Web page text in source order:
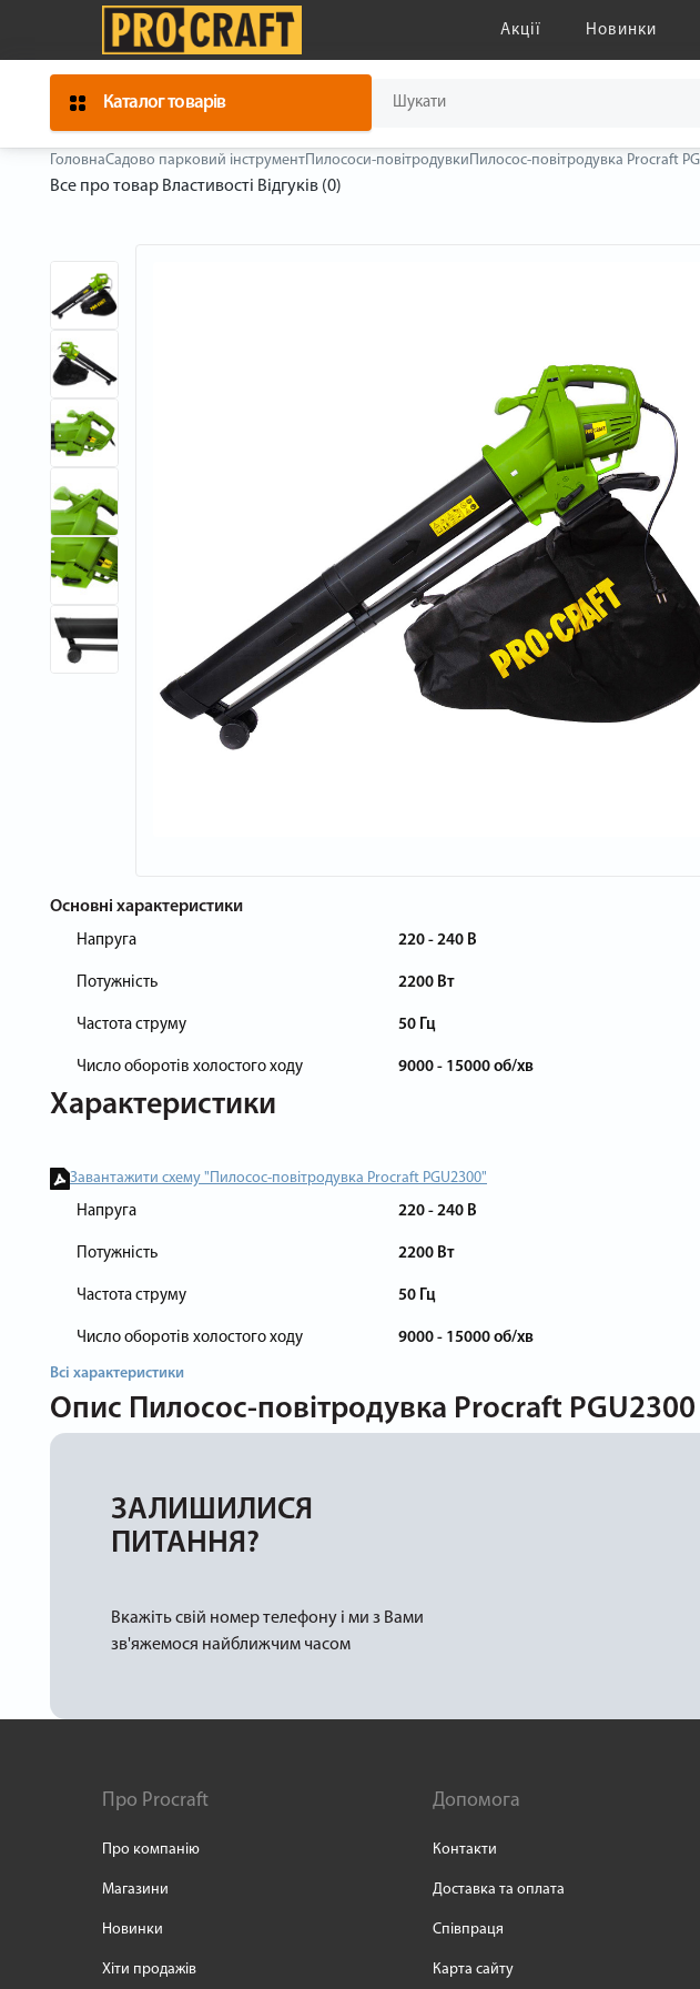
Акції Новинки
Каталог товарів
ГоловнаСадово парковий інструментПилососи-повітродувкиПилосос-повітродувка Procraft
Все про товар Властивості Відгуків (0)
Основні характеристики
Напруга 220 - 240 В
Потужність 2200 Вт
Частота струму 50 Гц
Число оборотів холостого ходу 9000 - 15000 об/хв
Характеристики
Завантажити схему "Пилосос-повітродувка Procraft PGU2300"
Напруга
220 - 240 В
Потужність 2200 Вт
Частота струму 50 Гц
Число оборотів холостого ходу 9000 - 15000 об/хв
Всі характеристики
Опис Пилосос-повітродувка Procraft PGU2300
ЗАЛИШИЛИСЯ
ПИТАННЯ?
Вкажіть свій номер телефону і ми з Вами
зв'яжемося найближчим часом
Про Procraft
Про компанію
Магазини
Новинки
Хіти продажів
Допомога
Контакти
Доставка та оплата
Співпраця
Карта сайту